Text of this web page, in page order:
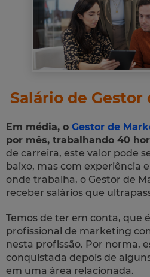
Salário de
Em média, o Gestor de
por mês, trabalhando 40
de carreira, este valor pode
baixo, mas com experiência
onde trabalha, o Gestor de
receber salários que
Temos de ter em conta, que
profissional de marketing
nesta profissão. Por norma,
conquistada depois de
em uma área relacionada.